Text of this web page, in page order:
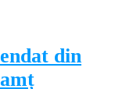
din